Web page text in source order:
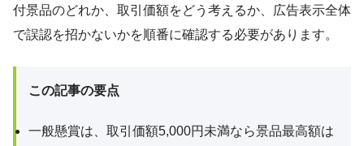
付景品のどれか、取引価額をどう考えるか、広告表示全体
で誤認を招かないかを順番に確認する必要があります。
この記事の要点
一般懸賞は、取引価額5,000円未満なら景品最高額は